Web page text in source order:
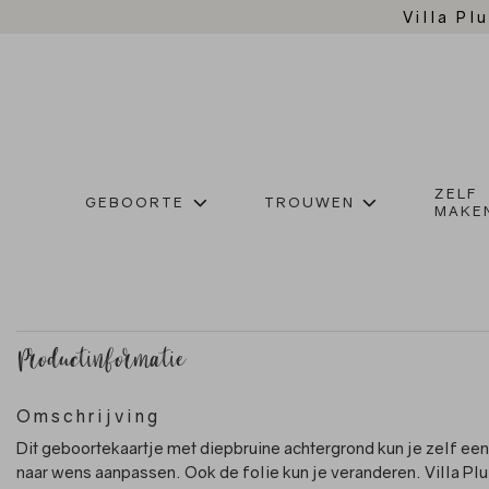
Villa
GEBOORTE TROUWEN
ZELF
Productinformatie
Omschrijving
Dit geboortekaartje met diepbruine achtergrond kun je zelf
naar wens aanpassen. Ook de folie kun je veranderen. Villa